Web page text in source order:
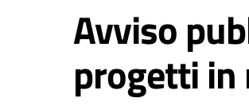
Avviso
progetti